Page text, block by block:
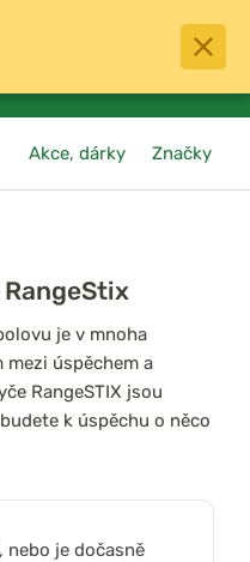
0
košík
Akce, dárky Značky
je v mnoha
úspěchem a
RangeSTIX jsou
k úspěchu o něco
, nebo je dočasně